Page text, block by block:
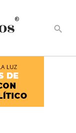
®
search